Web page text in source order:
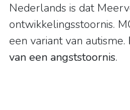
Nederlands is dat
ontwikkelingsstoornis.
een variant van autisme.
van een angststoornis.